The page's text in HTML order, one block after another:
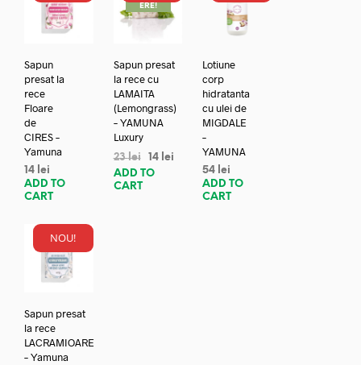
Sapun
presat la
rece
Floare
de
CIRES –
Yamuna
14 lei
ADD TO
CART
ERE!
Sapun presat
la rece cu
LAMAITA
(Lemongrass)
– YAMUNA
Luxury
23lei 14 lei
ADD TO
CART
Lotiune
corp
hidratanta
cu ulei de
MIGDALE
–
YAMUNA
54 lei
ADD TO
CART
NOU!
Sapun presat
la rece
LACRAMIOARE
– Yamuna